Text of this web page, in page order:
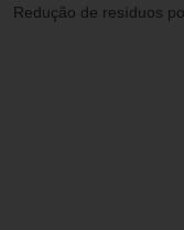
Redução de resíduos